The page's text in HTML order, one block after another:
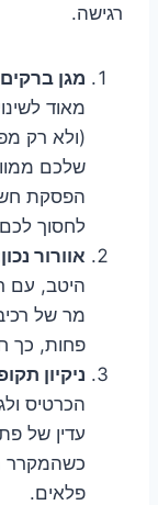
רגישה.
מגן
מאוד
(ולא רק
שלכם
הפסקת
לחסוך
אוורור
היטב, עם
מר של
פחות, כך
ניקיון
הכרטיס
עדין של
כשהמקרר
פלאים.